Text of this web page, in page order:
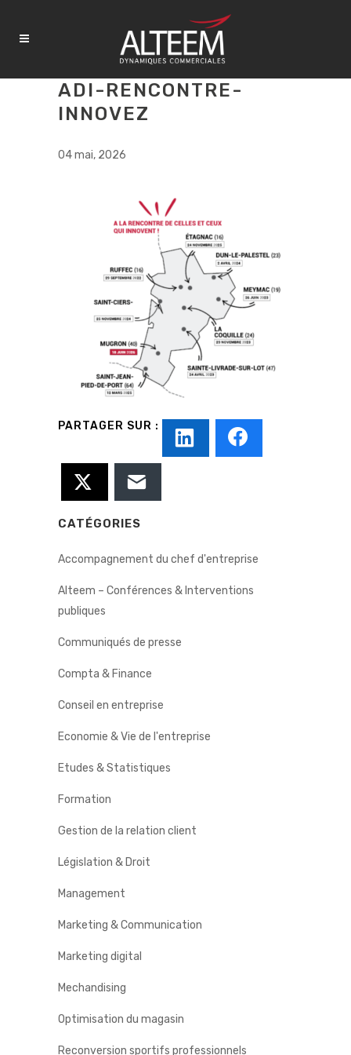
ADI-RENCONTRE-
INNOVEZ
04 mai, 2026
CATÉGORIES
Accompagnement du chef d'entreprise
Alteem – Conférences & Interventions
publiques
Communiqués de presse
Compta & Finance
Conseil en entreprise
Economie & Vie de l'entreprise
Etudes & Statistiques
Formation
Gestion de la relation client
Législation & Droit
Management
Marketing & Communication
Marketing digital
Mechandising
Optimisation du magasin
Reconversion sportifs professionnels